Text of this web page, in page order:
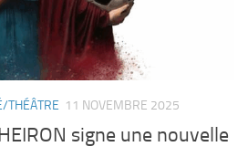
THÉÂTRE 11 NOVEMBRE 2025
signe une nouvelle